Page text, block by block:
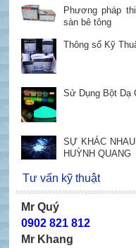
Phương pháp
sàn bê tông
Thông số Kỹ
Sử Dụng Bột Dạ
SỰ KHÁC
HUỲNH QUANG
Tư vấn kỹ thuật
Mr Quý
0902 821 812
Mr Khang